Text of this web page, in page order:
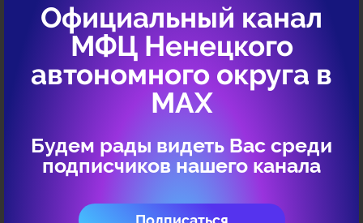
Официальный канал
МФЦ Ненецкого
автономного округа в
МАХ
Будем рады видеть Вас среди
подписчиков нашего канала
Рейтинг МФЦ за 3-й квартал 2023 г.
Читать дальше →